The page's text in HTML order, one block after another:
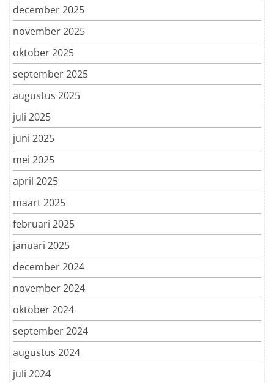
december 2025
november 2025
oktober 2025
september 2025
augustus 2025
juli 2025
juni 2025
mei 2025
april 2025
maart 2025
februari 2025
januari 2025
december 2024
november 2024
oktober 2024
september 2024
augustus 2024
juli 2024